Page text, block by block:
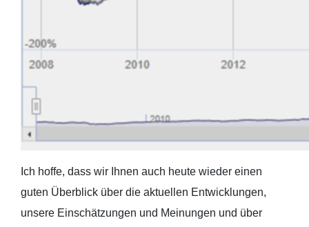
Ich hoffe, dass wir Ihnen auch heute wieder einen
guten Überblick über die aktuellen Entwicklungen,
unsere Einschätzungen und Meinungen und über